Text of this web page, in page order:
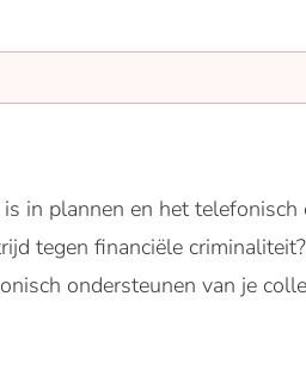
in plannen en het
tegen financiële
ondersteunen van je